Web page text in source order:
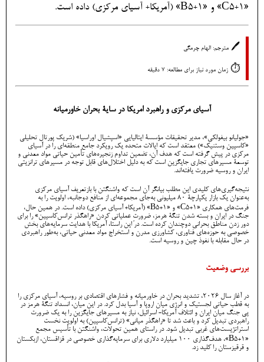
«C5+1» و «B5+1» (آمریکا+ آسیای مرکزی) داده است.
🖊️ مترجم: الهام چرمگی
⏱️ زمان مورد نیاز برای مطالعه: 7 دقیقه
آسیای مرکزی و راهبرد امریکا در سایۀ بحران خاورمیانه
«جولیانو بیفولکی»، مدیر تحقیقات مؤسسۀ ایتالیایی «اسپشیال اوراسیا» (شریک پورتال تحلیلی
«کاسپین وستنیک») معتقد است که ایالات متحده یک رویکرد جامع منطقه‌ای را در آسیای
مرکزی در پیش گرفته است که هدف آن، تضمین تداوم زنجیره‌های تأمین حیاتی مواد معدنی و
توسعۀ مسیرهای تجاری جایگزین است که به دلیل اختلال‌های قابل ‌توجه در مسیرهای ترانزیتی
ایران و روسیه ضرورت یافته‌اند.
نتیجه‌گیری‌های کلیدی این مطلب بیانگر آن است که واشنگتن با بازتعریف آسیای مرکزی
به‌عنوان یک بازار یکپارچۀ ۸۰ میلیونی به‌جای مجموعه‌ای از منافع دوجانبه، اولویت را به
فرمت‌های همکاری «C5+1» و «B5+1» (آمریکا+ آسیای مرکزی) داده است. در همین حال،
جنگ در ایران و بسته شدن تنگۀ هرمز، ضرورتِ عملیاتی کردن «راهگذر ترانس‌کاسپین» را برای
دور زدن مناطق بحرانی دوچندان کرده است. در این راستا، آمریکا با هدایت سرمایه‌های بخش
خصوصی به حوزه‌های فناوری، کشاورزی مدرن و استخراج مواد معدنی حیاتی، به‌طور راهبردی
در حال مقابله با نفوذ چین و روسیه است.
بررسی وضعیت
در آغاز سال ۲۰۲۶، تشدید بحران در خاورمیانه و فشارهای اقتصادی بر روسیه، آسیای مرکزی را
به قطب حیاتی لجستیک و انرژی میان اروپا و آسیا بدل کرد. در این میان، انسداد تنگۀ هرمز در
پی جنگ میان ایران و ائتلاف آمریکا- اسرائیل، نیاز به مسیرهای جایگزین را به یک ضرورت
راهبردی تبدیل کرد و باعث شد تا «راهگذر میانی» (ترانس‌کاسپین) به اولویت نخست
استراتژیست‌های غربی تبدیل شود. در راستای همین تحولات، واشنگتن با تأسیس مجمع
«B5+1»، هدف‌گذاری ۱۰۰ میلیارد دلاری برای سرمایه‌گذاری خصوصی در قزاقستان، ازبکستان
و قرقیزستان را کلید زد.